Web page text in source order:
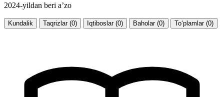
2024-yildan beri a’zo
Kundalik Taqrizlar (0) Iqtiboslar (0) Baholar (0) To‘plamlar (0)